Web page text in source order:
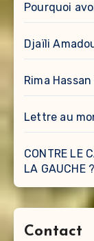
Pourquoi
Djaïli
Rima
Lettre au
CONTRE LE
LA GAUCHE ?
Contact